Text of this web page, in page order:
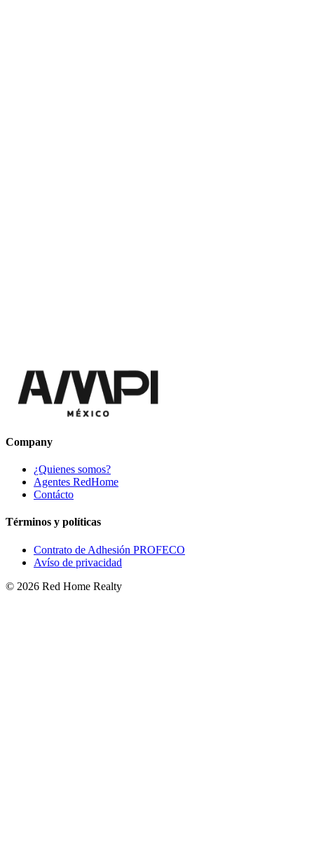
Company
¿Quienes somos?
Agentes RedHome
Contácto
Términos y políticas
Contrato de Adhesión PROFECO
Avíso de privacidad
© 2026 Red Home Realty